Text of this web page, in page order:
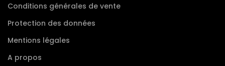
Conditions générales de vente
Protection des données
Mentions légales
A propos